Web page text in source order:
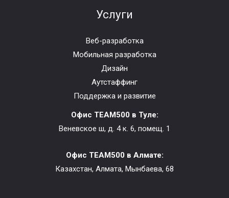
Услуги
Веб-разработка
Мобильная разработка
Дизайн
Аутстаффинг
Поддержка и развитие
Офис TEAM500 в Туле:
Веневское ш, д. 4 к. 6, помещ. 1
Офис TEAM500 в Алмате:
Казахстан, Алмата, Мынбаева, 68